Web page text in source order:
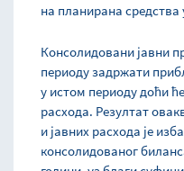
на планирана средства
Консолидовани јавни
периоду задржати
у истом периоду доћи
расхода. Резултат
и јавних расхода је
консолидованог